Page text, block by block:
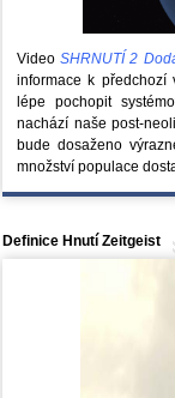
VideoSHRNUTÍ 2
informace k předchozí
lépe pochopit
nachází naše post-
bude dosaženo
množství populace
Definice Hnutí Zeitgeist